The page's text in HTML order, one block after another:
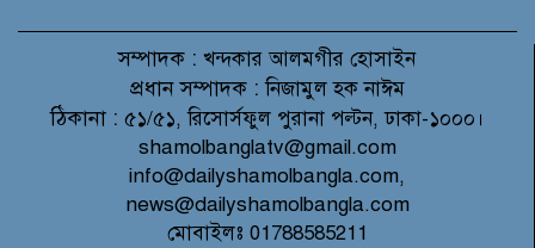
সম্পাদক : খন্দকার আলমগীর হোসাইন
প্রধান সম্পাদক : নিজামুল হক নাঈম
ঠিকানা : ৫১/৫১, রিসোর্সফুল পুরানা পল্টন, ঢাকা-১০০০।
shamolbanglatv@gmail.com
info@dailyshamolbangla.com,
news@dailyshamolbangla.com
মোবাইলঃ 01788585211